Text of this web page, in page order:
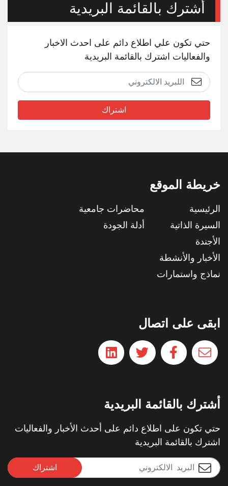
أشترك بالقائمة البريدية
حتي تكون علي اطلاع دائم على احدث الاخبار
والفعاليات اشترك بالقائمة البريدية
اشتراك
خريطة الموقع
الرئيسية
السيرة الذاتية
الأجندة
الأخبار والأنشطة
نماذج واستمارات
محاضرات جامعية
أدلة الجودة
ابقى على اتصال
أشترك بالقائمة البريدية
حتي تكون على اطلاع دائم على أحدث الأخبار والفعاليات
اشترك بالقائمة البريدية
اشتراك